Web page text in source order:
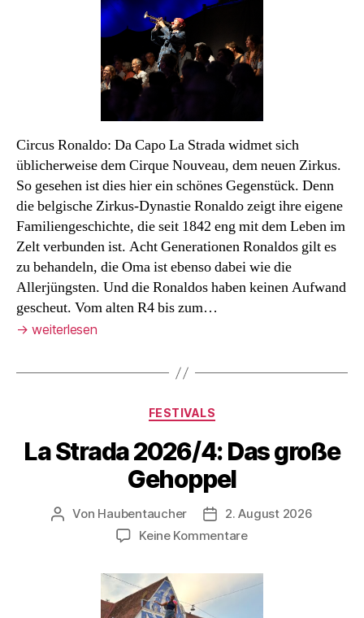
damals
Circus Ronaldo: Da Capo La Strada widmet sich
üblicherweise dem Cirque Nouveau, dem neuen Zirkus.
So gesehen ist dies hier ein schönes Gegenstück. Denn
die belgische Zirkus-Dynastie Ronaldo zeigt ihre eigene
Familiengeschichte, die seit 1842 eng mit dem Leben im
Zelt verbunden ist. Acht Generationen Ronaldos gilt es
zu behandeln, die Oma ist ebenso dabei wie die
Allerjüngsten. Und die Ronaldos haben keinen Aufwand
gescheut. Vom alten R4 bis zum…
→ weiterlesen
Kategorien
FESTIVALS
La Strada 2026/4: Das große
Gehoppel
Beitragsautor
Von Haubentaucher Veröffentlichungsdatum
2. August 2026
Keine Kommentarezu
Strada
2026/4: